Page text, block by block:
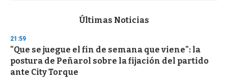
d
s
o
f
3
Últimas Noticias
21:59
"Que se juegue el fin de semana que viene": la
postura de Peñarol sobre la fijación del partido
ante City Torque